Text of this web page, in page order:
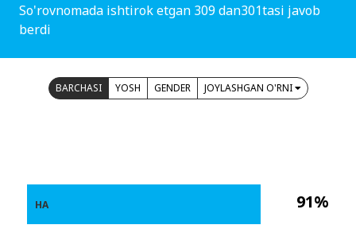
So'rovnomada ishtirok etgan 309 dan301tasi javob
berdi
BARCHASI YOSH GENDER JOYLASHGAN O'RNI
91%
HA